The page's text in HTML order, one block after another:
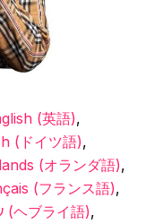
(英語)
( ドイツ語)
(オランダ語)
(フランス語)
(ヘブライ語)